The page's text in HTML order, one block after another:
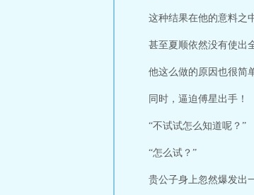
这种结果在他的意料之
甚至夏顺依然没有使出
他这么做的原因也很简
同时，逼迫傅星出手！
“不试试怎么知道呢？”
“怎么试？”
贵公子身上忽然爆发出